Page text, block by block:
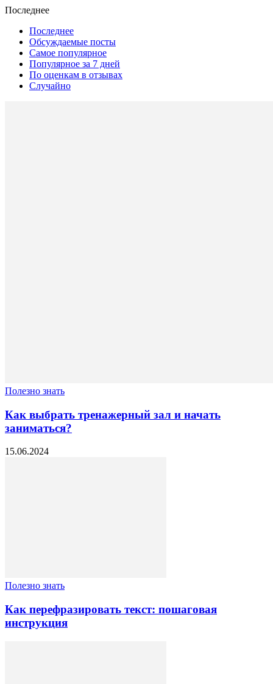
Последнее
Последнее
Обсуждаемые посты
Самое популярное
Популярное за 7 дней
По оценкам в отзывах
Случайно
Полезно знать
Как выбрать тренажерный зал и начать
заниматься?
15.06.2024
Полезно знать
Как перефразировать текст: пошаговая
инструкция